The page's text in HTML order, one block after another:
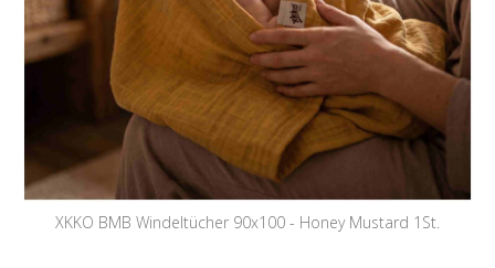
XKKO BMB Windeltücher 90x100 - Honey Mustard 1St.